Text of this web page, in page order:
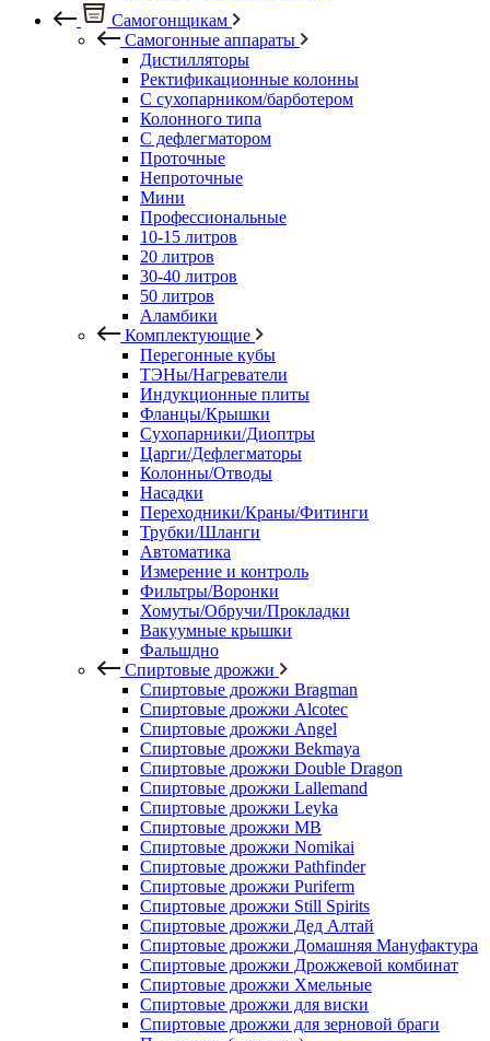
Самогонщикам
Самогонные аппараты
Дистилляторы
Ректификационные колонны
С сухопарником/барботером
Колонного типа
С дефлегматором
Проточные
Непроточные
Мини
Профессиональные
10-15 литров
20 литров
30-40 литров
50 литров
Аламбики
Комплектующие
Перегонные кубы
ТЭНы/Нагреватели
Индукционные плиты
Фланцы/Крышки
Сухопарники/Диоптры
Царги/Дефлегматоры
Колонны/Отводы
Насадки
Переходники/Краны/Фитинги
Трубки/Шланги
Автоматика
Измерение и контроль
Фильтры/Воронки
Хомуты/Обручи/Прокладки
Вакуумные крышки
Фальшдно
Спиртовые дрожжи
Спиртовые дрожжи Bragman
Спиртовые дрожжи Alcotec
Спиртовые дрожжи Angel
Спиртовые дрожжи Bekmaya
Спиртовые дрожжи Double Dragon
Спиртовые дрожжи Lallemand
Спиртовые дрожжи Leyka
Спиртовые дрожжи MB
Спиртовые дрожжи Nomikai
Спиртовые дрожжи Pathfinder
Спиртовые дрожжи Puriferm
Спиртовые дрожжи Still Spirits
Спиртовые дрожжи Дед Алтай
Спиртовые дрожжи Домашняя Мануфактура
Спиртовые дрожжи Дрожжевой комбинат
Спиртовые дрожжи Хмельные
Спиртовые дрожжи для виски
Спиртовые дрожжи для зерновой браги